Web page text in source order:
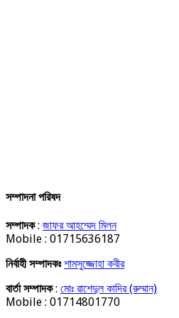
সম্পাদনা পরিষদ
সম্পাদক: জাফর আহম্মেদ মিলন
Mobile : 01715636187
নির্বাহী সম্পাদকঃশামসুজ্জোহা কবীর
বার্তা সম্পাদক: মোঃ রাশেদুল কাদির (রুম্মান)
Mobile : 01714801770